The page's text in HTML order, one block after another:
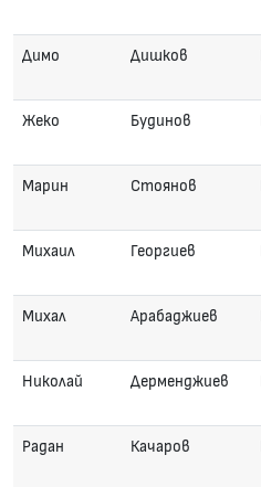
Димо Дишков
Жеко Будинов
Марин Стоянов
Михаил Георгиев
Михал Арабаджиев
Николай Дерменджиев
Радан Качаров